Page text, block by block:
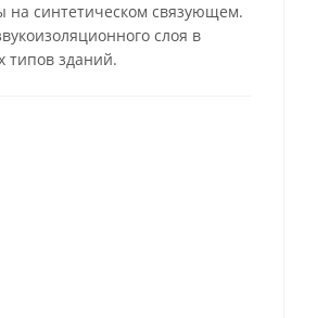
на синтетическом связующем.
слоя в
типов зданий.